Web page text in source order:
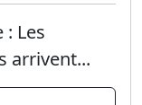
: Les
arrivent...